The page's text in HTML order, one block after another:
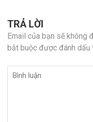
TRẢ LỜI
Email của bạn sẽ không
bắt buộc được đánh dấu
Bình